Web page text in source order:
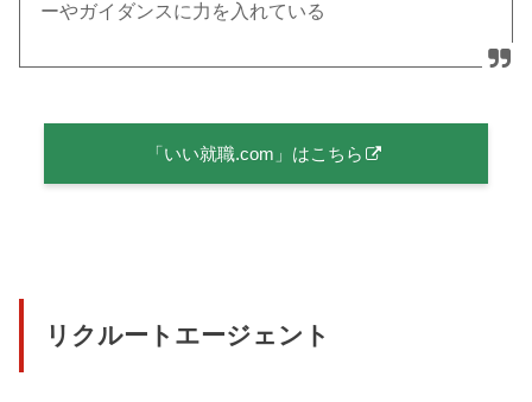
ーやガイダンスに力を入れている
「いい就職.com」はこちら
リクルートエージェント